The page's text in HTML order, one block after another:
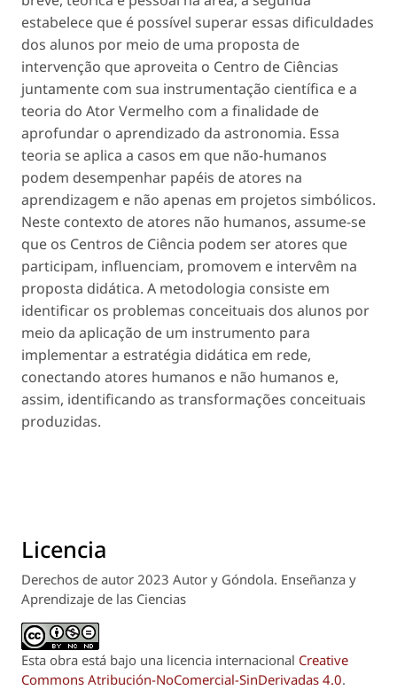
estabelece que é possível superar essas dificuldades
dos alunos por meio de uma proposta de
intervenção que aproveita o Centro de Ciências
juntamente com sua instrumentação científica e a
teoria do Ator Vermelho com a finalidade de
aprofundar o aprendizado da astronomia. Essa
teoria se aplica a casos em que não-humanos
podem desempenhar papéis de atores na
aprendizagem e não apenas em projetos simbólicos.
Neste contexto de atores não humanos, assume-se
que os Centros de Ciência podem ser atores que
participam, influenciam, promovem e intervêm na
proposta didática. A metodologia consiste em
identificar os problemas conceituais dos alunos por
meio da aplicação de um instrumento para
implementar a estratégia didática em rede,
conectando atores humanos e não humanos e,
assim, identificando as transformações conceituais
produzidas.
Licencia
Derechos de autor 2023 Autor y Góndola. Enseñanza y
Aprendizaje de las Ciencias
Esta obra está bajo una licencia internacional Creative
Commons Atribución-NoComercial-SinDerivadas 4.0.